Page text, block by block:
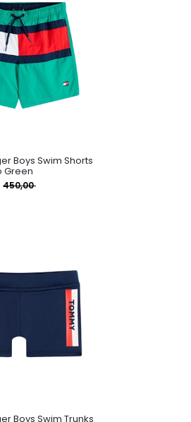
Boys Swim Shorts
Green
450,00
Boys Swim Trunks